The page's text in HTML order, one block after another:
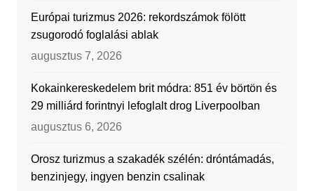
Európai turizmus 2026: rekordszámok fölött
zsugorodó foglalási ablak
augusztus 7, 2026
Kokainkereskedelem brit módra: 851 év börtön és
29 milliárd forintnyi lefoglalt drog Liverpoolban
augusztus 6, 2026
Orosz turizmus a szakadék szélén: dróntámadás,
benzinjegy, ingyen benzin csalinak